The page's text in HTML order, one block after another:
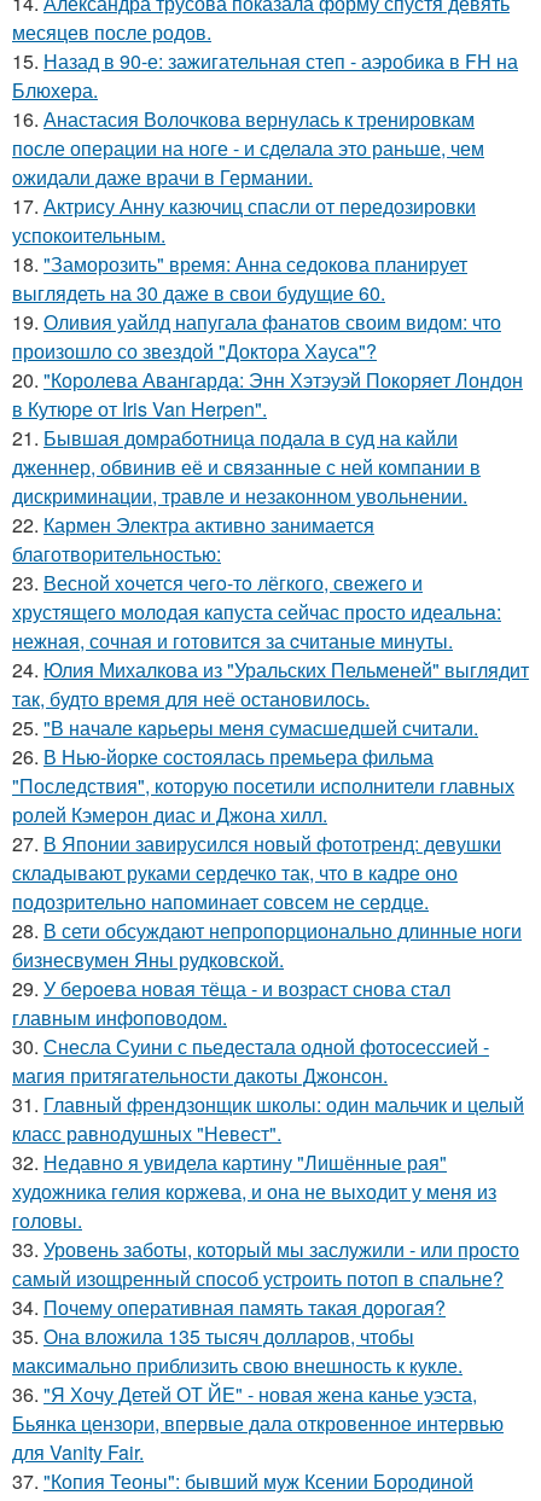
месяцев после родов.
15. Назад в 90-е: зажигательная степ - аэробика в FH на
Блюхера.
16. Анастасия Волочкова вернулась к тренировкам
после операции на ноге - и сделала это раньше, чем
ожидали даже врачи в Германии.
17. Актрису Анну казючиц спасли от передозировки
успокоительным.
18. "Заморозить" время: Анна седокова планирует
выглядеть на 30 даже в свои будущие 60.
19. Оливия уайлд напугала фанатов своим видом: что
произошло со звездой "Доктора Хауса"?
20. "Королева Авангарда: Энн Хэтэуэй Покоряет Лондон
в Кутюре от Iris Van Herpen".
21. Бывшая домработница подала в суд на кайли
дженнер, обвинив её и связанные с ней компании в
дискриминации, травле и незаконном увольнении.
22. Кармен Электра активно занимается
благотворительностью:
23. Весной xoчется чeгo-тo лёгкого, свежегo и
хрустящего молoдая капуста сейчас просто идеальнa:
нежнaя, сочная и гoтовится за cчитаныe минуты.
24. Юлия Михалкова из "Уральских Пельменей" выглядит
так, будто время для неё остановилось.
25. "В начале карьеры меня сумасшедшей считали.
26. В Нью-йорке состоялась премьера фильма
"Последствия", которую посетили исполнители главных
ролей Кэмерон диас и Джона хилл.
27. В Японии завирусился новый фототренд: девушки
складывают руками сердечко так, что в кадре оно
подозрительно напоминает совсем не сердце.
28. В сети обсуждают непропорционально длинные ноги
бизнесвумен Яны рудковской.
29. У бероева новая тёща - и возраст снова стал
главным инфоповодом.
30. Снесла Суини с пьедестала одной фотосессией -
магия притягательности дакоты Джонсон.
31. Главный френдзонщик школы: один мальчик и целый
класс равнодушных "Невест".
32. Недавно я увидела картину "Лишённые рая"
художника гелия коржева, и она не выходит у меня из
головы.
33. Уровень заботы, который мы заслужили - или просто
самый изощренный способ устроить потоп в спальне?
34. Почему оперативная память такая дорогая?
35. Она вложила 135 тысяч долларов, чтобы
максимально приблизить свою внешность к кукле.
36. "Я Хочу Детей ОТ ЙЕ" - новая жена канье уэста,
Бьянка цензори, впервые дала откровенное интервью
для Vanity Fair.
37. "Копия Теоны": бывший муж Ксении Бородиной